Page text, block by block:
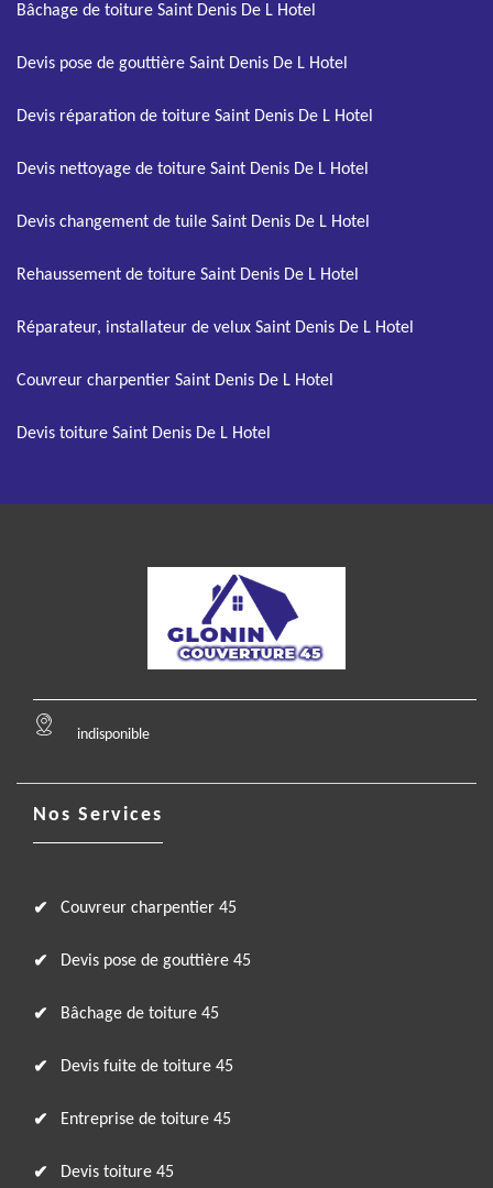
Bâchage de toiture Saint Denis De L Hotel
Devis pose de gouttière Saint Denis De L Hotel
Devis réparation de toiture Saint Denis De L Hotel
Devis nettoyage de toiture Saint Denis De L Hotel
Devis changement de tuile Saint Denis De L Hotel
Rehaussement de toiture Saint Denis De L Hotel
Réparateur, installateur de velux Saint Denis De L Hotel
Couvreur charpentier Saint Denis De L Hotel
Devis toiture Saint Denis De L Hotel
indisponible
Nos Services
Couvreur charpentier 45
Devis pose de gouttière 45
Bâchage de toiture 45
Devis fuite de toiture 45
Entreprise de toiture 45
Devis toiture 45